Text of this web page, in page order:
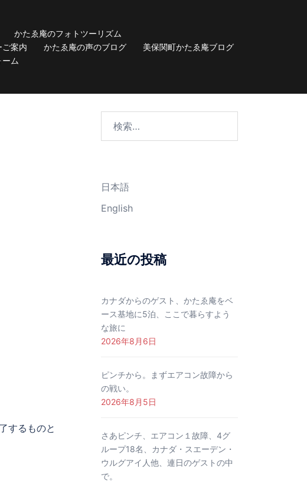
かたゑ庵のフォトツーリズム
案内
かたゑ庵の声のブログ
美保関町かたゑ庵ブログ
ーム
するものと
日本語
English
最近の投稿
カナダからのゲスト、かたゑ庵をベ
ース基地に5泊、ここで暮らすよう
な旅に
2026年8月6日
ピンチから。まずエアコン故障から
の戦い。
2026年8月5日
さあピンチ、エアコン１故障、4グ
ループ18名、カナダ・スエーデン・
ウルグアイ人他、連日のゲストの中
で。